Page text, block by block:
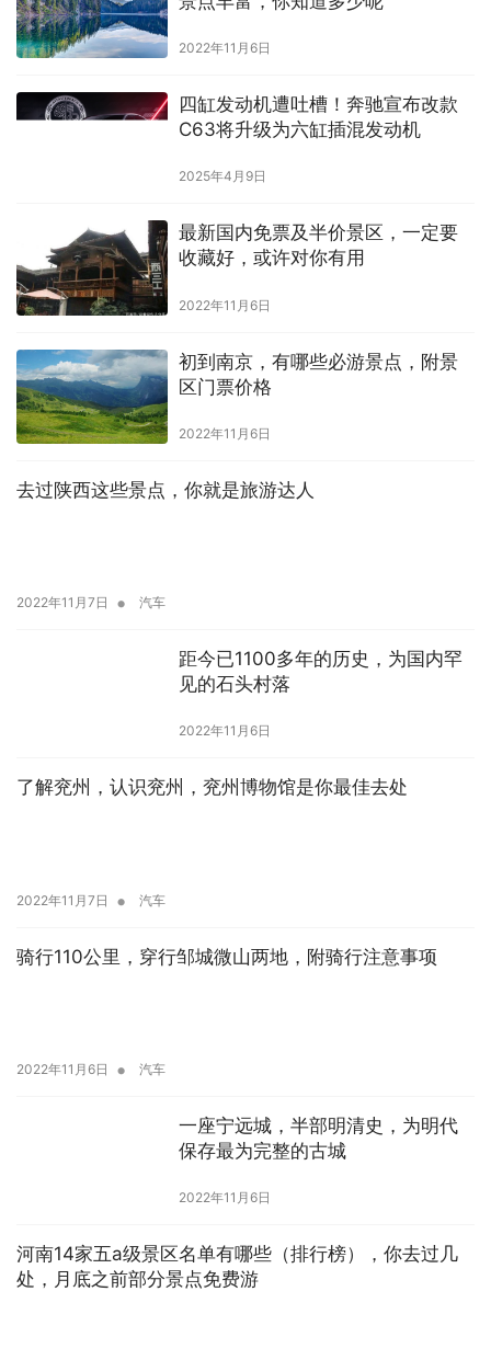
2022年11月6日
四缸发动机遭吐槽！奔驰宣布改款
C63将升级为六缸插混发动机
2025年4月9日
最新国内免票及半价景区，一定要
收藏好，或许对你有用
2022年11月6日
初到南京，有哪些必游景点，附景
区门票价格
2022年11月6日
去过陕西这些景点，你就是旅游达人
2022年11月7日 • 汽车
距今已1100多年的历史，为国内罕
见的石头村落
2022年11月6日
了解兖州，认识兖州，兖州博物馆是你最佳去处
2022年11月7日 • 汽车
骑行110公里，穿行邹城微山两地，附骑行注意事项
2022年11月6日 • 汽车
一座宁远城，半部明清史，为明代
保存最为完整的古城
2022年11月6日
河南14家五a级景区名单有哪些（排行榜），你去过几
处，月底之前部分景点免费游